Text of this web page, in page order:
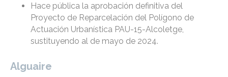
Hace pública la aprobación definitiva del
Proyecto de Reparcelación del Polígono de
Actuación Urbanística PAU-15-Alcoletge,
sustituyendo al de mayo de 2024.
Alguaire